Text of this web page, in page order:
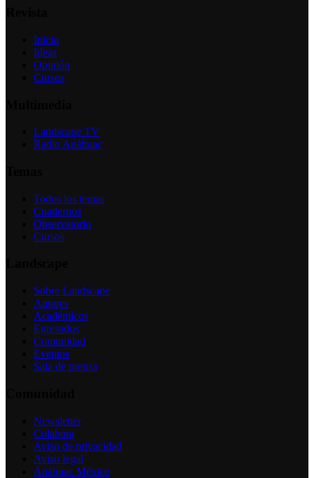
Inicio
Ideas
Opinión
Cursos
Landscape TV
Radio Anáhuac
Todos los temas
Cuadernos
Observatorio
Cursos
Sobre Landscape
Autores
Académicos
Egresados
Comunidad
Eventos
Sala de prensa
Newsletter
Colabora
Aviso de privacidad
Aviso legal
Anáhuac México